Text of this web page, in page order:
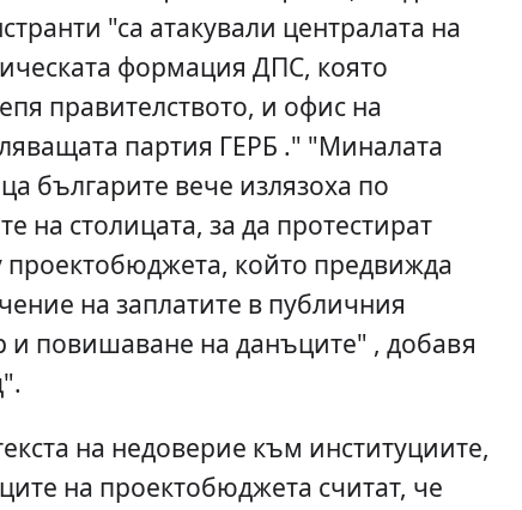
"са атакували централата на
формация ДПС, която
правителството, и офис на
партия ГЕРБ ." "Миналата
българите вече излязоха по
на столицата, за да протестират
проектобюджета, който предвижда
на заплатите в публичния
и повишаване на данъците" , добавя
на недоверие към институциите,
на проектобюджета считат, че